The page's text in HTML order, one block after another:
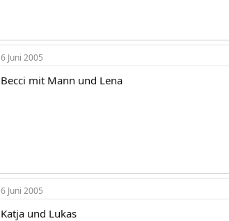
6 Juni 2005
Becci mit Mann und Lena
6 Juni 2005
Katja und Lukas